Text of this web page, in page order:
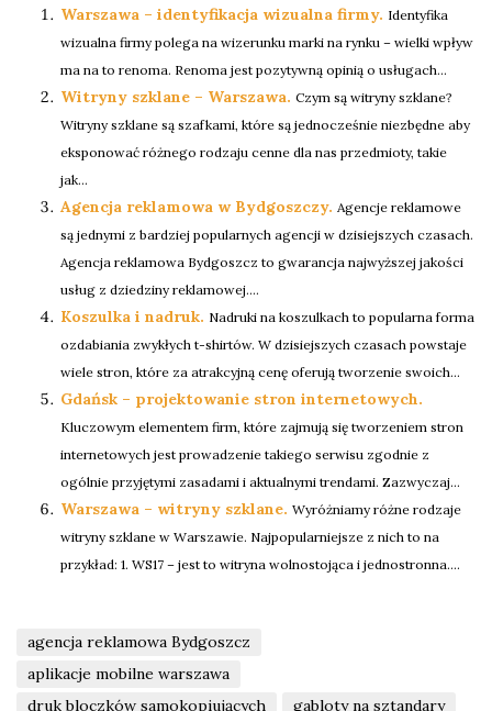
Warszawa – identyfikacja wizualna firmy. Identyfika
wizualna firmy polega na wizerunku marki na rynku – wielki wpływ
ma na to renoma. Renoma jest pozytywną opinią o usługach...
Witryny szklane – Warszawa. Czym są witryny szklane?
Witryny szklane są szafkami, które są jednocześnie niezbędne aby
eksponować różnego rodzaju cenne dla nas przedmioty, takie
jak...
Agencja reklamowa w Bydgoszczy. Agencje reklamowe
są jednymi z bardziej popularnych agencji w dzisiejszych czasach.
Agencja reklamowa Bydgoszcz to gwarancja najwyższej jakości
usług z dziedziny reklamowej....
Koszulka i nadruk. Nadruki na koszulkach to popularna forma
ozdabiania zwykłych t-shirtów. W dzisiejszych czasach powstaje
wiele stron, które za atrakcyjną cenę oferują tworzenie swoich...
Gdańsk – projektowanie stron internetowych.
Kluczowym elementem firm, które zajmują się tworzeniem stron
internetowych jest prowadzenie takiego serwisu zgodnie z
ogólnie przyjętymi zasadami i aktualnymi trendami. Zazwyczaj...
Warszawa – witryny szklane. Wyróżniamy różne rodzaje
witryny szklane w Warszawie. Najpopularniejsze z nich to na
przykład: 1. WS17 – jest to witryna wolnostojąca i jednostronna....
agencja reklamowa Bydgoszcz
aplikacje mobilne warszawa
druk bloczków samokopiujących
gabloty na sztandary